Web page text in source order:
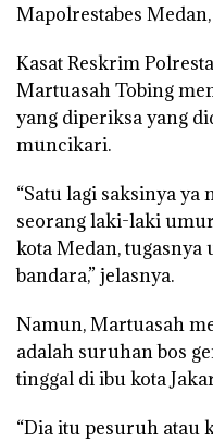
Mapolrestabes
Kasat Reskrim
Martuasah Tobing
yang diperiksa yang
muncikari.
“Satu lagi saksinya
seorang laki-laki
kota Medan,
bandara,” jelasnya.
Namun, Martuasah
adalah suruhan bos
tinggal di ibu kota
“Dia itu pesuruh atau